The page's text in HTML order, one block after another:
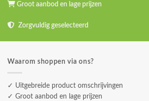
Groot aanbod en lage prijzen
Zorgvuldig geselecteerd
Waarom shoppen via ons?
✓ Uitgebreide product omschrijvingen
✓ Groot aanbod en lage prijzen